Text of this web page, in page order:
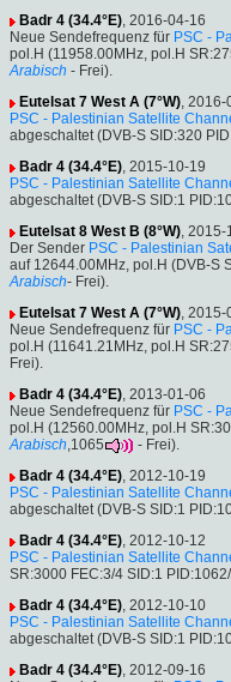
Badr 4 (34.4°E), 2016-04-16
Neue Sendefrequenz für PSC -
pol.H (11958.00MHz, pol.H
Arabisch - Frei).
Eutelsat 7 West A (7°W), 2016-
PSC - Palestinian Satellite
abgeschaltet (DVB-S SID:320
Badr 4 (34.4°E), 2015-10-19
PSC - Palestinian Satellite
abgeschaltet (DVB-S SID:1
Eutelsat 8 West B (8°W), 2015-
Der Sender PSC - Palestinian
auf 12644.00MHz, pol.H (DVB-S
Arabisch- Frei).
Eutelsat 7 West A (7°W), 2015-
Neue Sendefrequenz für PSC -
pol.H (11641.21MHz, pol.H
Frei).
Badr 4 (34.4°E), 2013-01-06
Neue Sendefrequenz für PSC -
pol.H (12560.00MHz, pol.H
Arabisch,1065
- Frei).
Badr 4 (34.4°E), 2012-10-19
PSC - Palestinian Satellite
abgeschaltet (DVB-S SID:1
Badr 4 (34.4°E), 2012-10-12
PSC - Palestinian Satellite
SR:3000 FEC:3/4 SID:1
Badr 4 (34.4°E), 2012-10-10
PSC - Palestinian Satellite
abgeschaltet (DVB-S SID:1
Badr 4 (34.4°E), 2012-09-16